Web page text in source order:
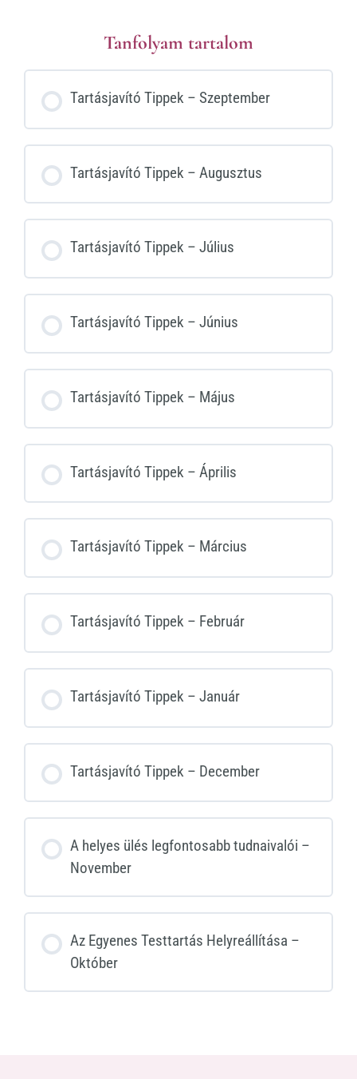
Tanfolyam tartalom
Tartásjavító Tippek – Szeptember
Tartásjavító Tippek – Augusztus
Tartásjavító Tippek – Július
Tartásjavító Tippek – Június
Tartásjavító Tippek – Május
Tartásjavító Tippek – Április
Tartásjavító Tippek – Március
Tartásjavító Tippek – Február
Tartásjavító Tippek – Január
Tartásjavító Tippek – December
A helyes ülés legfontosabb tudnaivalói –
November
Az Egyenes Testtartás Helyreállítása –
Október